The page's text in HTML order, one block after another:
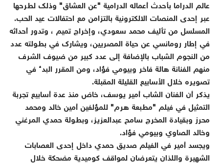
عالم الدراما بأحدث أعماله الدرامية "عن العشاق" وذلك لطرحها
عبر إحدى المنصات الالكترونية بالتزامن مع احتفالات عيد الحب.
المسلسل من تأليف محمد سعودي، وإخراج تميم ، وتدور أحداثه
في إطار رومانسي عن حياة المصريين، ويشارك في بطولته عدد
من النجوم الشباب بالإضافة إلى عدد كبير من ضيوف الشرف
منهم الفنانة هالة فاخر وبيومي فؤاد، ومن المقرر البدء في
تصويره خلال الأسابيع القليلة المقبلة.
يذكر أن الفنان الشاب أمير يوسف، خاض منذ عدة أسابيع تجربة
التمثيل في فيلم "مطبعة هرم" للمؤلفين أمين خالد ومحمد
محرز وبقيادة المخرج سامح عبدالعزيز، وبطولة حمدي المرغني
وخالد الصاوي وبيومي فؤاد.
ويجسد أمير في الفيلم صديق حمدي داخل إحدى العصابات
الشهيرة واللذان يتعرضان لمواقف كوميدية مضحكة خلال